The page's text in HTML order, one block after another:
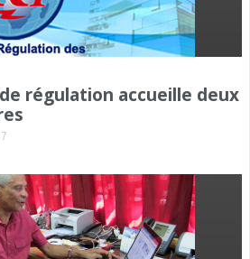
régulation accueille deux